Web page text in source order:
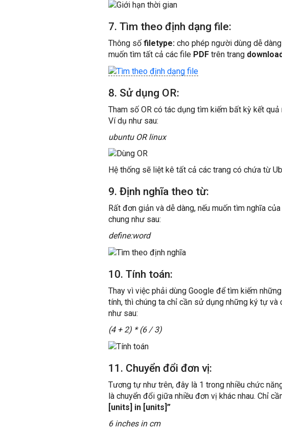
7. Tìm theo định dạng file:
Thông số filetype: cho phép người dùng dễ
muốn tìm tất cả các file PDF trên trang
8. Sử dụng OR:
Tham số OR có tác dụng tìm kiếm bất kỳ kết
Ví dụ như sau:
ubuntu OR linux
Hệ thống sẽ liệt kê tất cả các trang có chứa từ
9. Định nghĩa theo từ:
Rất đơn giản và dễ dàng, nếu muốn tìm nghĩa
chung như sau:
define:word
10. Tính toán:
Thay vì việc phải dùng Google để tìm kiếm
tính, thì chúng ta chỉ cần sử dụng những ký tự
như sau:
(4 + 2) * (6 / 3)
11. Chuyển đổi đơn vị:
Tương tự như trên, đây là 1 trong nhiều chức
là chuyển đổi giữa nhiều đơn vị khác nhau. Chỉ
[units] in [units]”
6 inches in cm